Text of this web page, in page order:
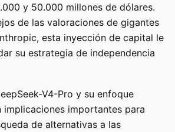
y 50.000 millones de dólares.
de las valoraciones de gigantes
esta inyección de capital le
su estrategia de independencia
V4-Pro y su enfoque
importantes para
de alternativas a las